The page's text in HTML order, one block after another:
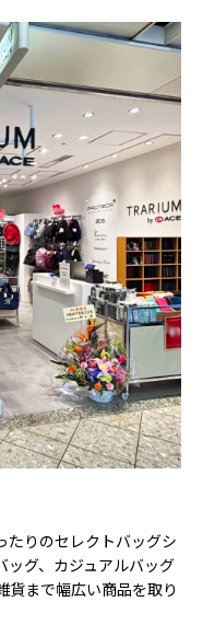
たりのセレクトバッグシ
ッグ、カジュアルバッグ
貨まで幅広い商品を取り